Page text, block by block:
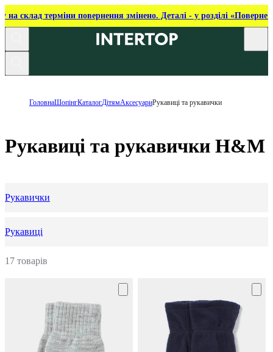
на склад терміни повернення змінено. Деталі - у розділі
ГоловнаШопінгКаталогДітямАксесуариРукавиці та рукавички
Рукавиці та рукавички H&M
Рукавички
Рукавиці
17 товарів